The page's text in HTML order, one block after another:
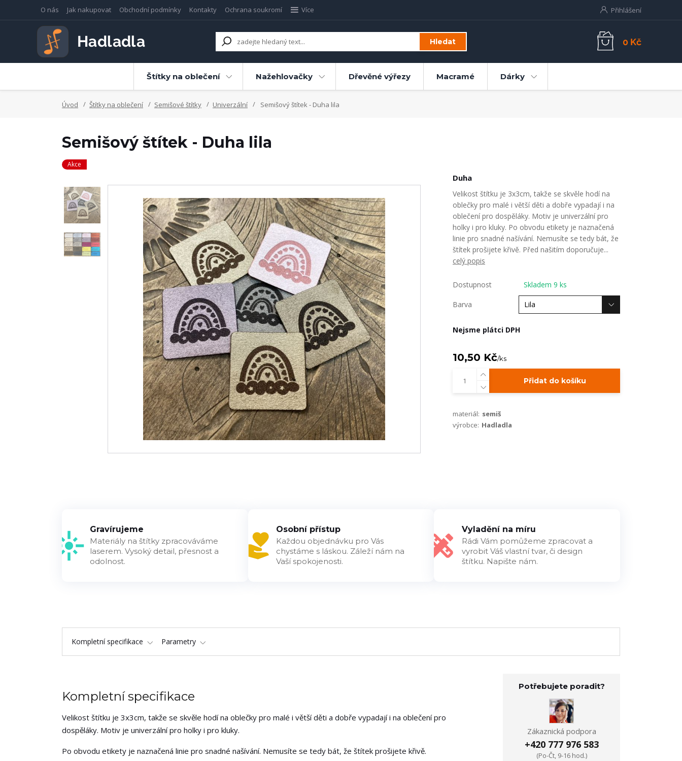
O nás Jak nakupovat Obchodní podmínky Kontakty Ochrana soukromí Více Přihlášení
Hledat 0 Kč
Štítky na oblečení Nažehlovačky Dřevěné výřezy Macramé Dárky
Úvod Štítky na oblečení Semišové štítky Univerzální Semišový štítek - Duha lila
Semišový štítek - Duha lila
Akce
Duha
Velikost štítku je 3x3cm, takže se skvěle hodí na
oblečky pro malé i větší děti a dobře vypadají i na
oblečení pro dospěláky. Motiv je univerzální pro
holky i pro kluky. Po obvodu etikety je naznačená
linie pro snadné našívání. Nemusíte se tedy bát, že
štítek prošijete křivě. Před našitím doporučuje...
celý popis
Dostupnost Skladem 9 ks
Barva
Nejsme plátci DPH
10,50 Kč/ks
Přidat do košíku
materiál: semiš
výrobce: Hadladla
Gravírujeme
Materiály na štítky zpracováváme
laserem. Vysoký detail, přesnost a
odolnost.
Osobní přístup
Každou objednávku pro Vás
chystáme s láskou. Záleží nám na
Vaší spokojenosti.
Vyladění na míru
Rádi Vám pomůžeme zpracovat a
vyrobit Váš vlastní tvar, či design
štítku. Napište nám.
Kompletní specifikace Parametry
Kompletní specifikace
Velikost štítku je 3x3cm, takže se skvěle hodí na oblečky pro malé i větší děti a dobře vypadají i na oblečení pro
dospěláky. Motiv je univerzální pro holky i pro kluky.
Po obvodu etikety je naznačená linie pro snadné našívání. Nemusíte se tedy bát, že štítek prošijete křivě.
Potřebujete poradit?
Zákaznická podpora
+420 777 976 583
(Po-Čt, 9-16 hod.)